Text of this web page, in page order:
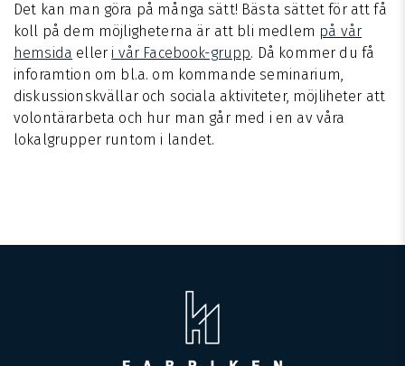
Det kan man göra på många sätt! Bästa sättet för att få
koll på dem möjligheterna är att bli medlem på vår
hemsida eller i vår Facebook-grupp. Då kommer du få
inforamtion om bl.a. om kommande seminarium,
diskussionskvällar och sociala aktiviteter, möjliheter att
volontärarbeta och hur man går med i en av våra
lokalgrupper runtom i landet.